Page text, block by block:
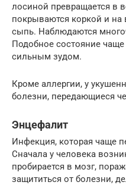
лосиной превращается в
покрываются коркой и на
сыпь. Наблюдаются
Подобное состояние
сильным зудом.
Кроме аллергии, у
болезни, передающиеся
Энцефалит
Инфекция, которая чаще
Сначала у человека
пробирается в мозг,
защититься от болезни,